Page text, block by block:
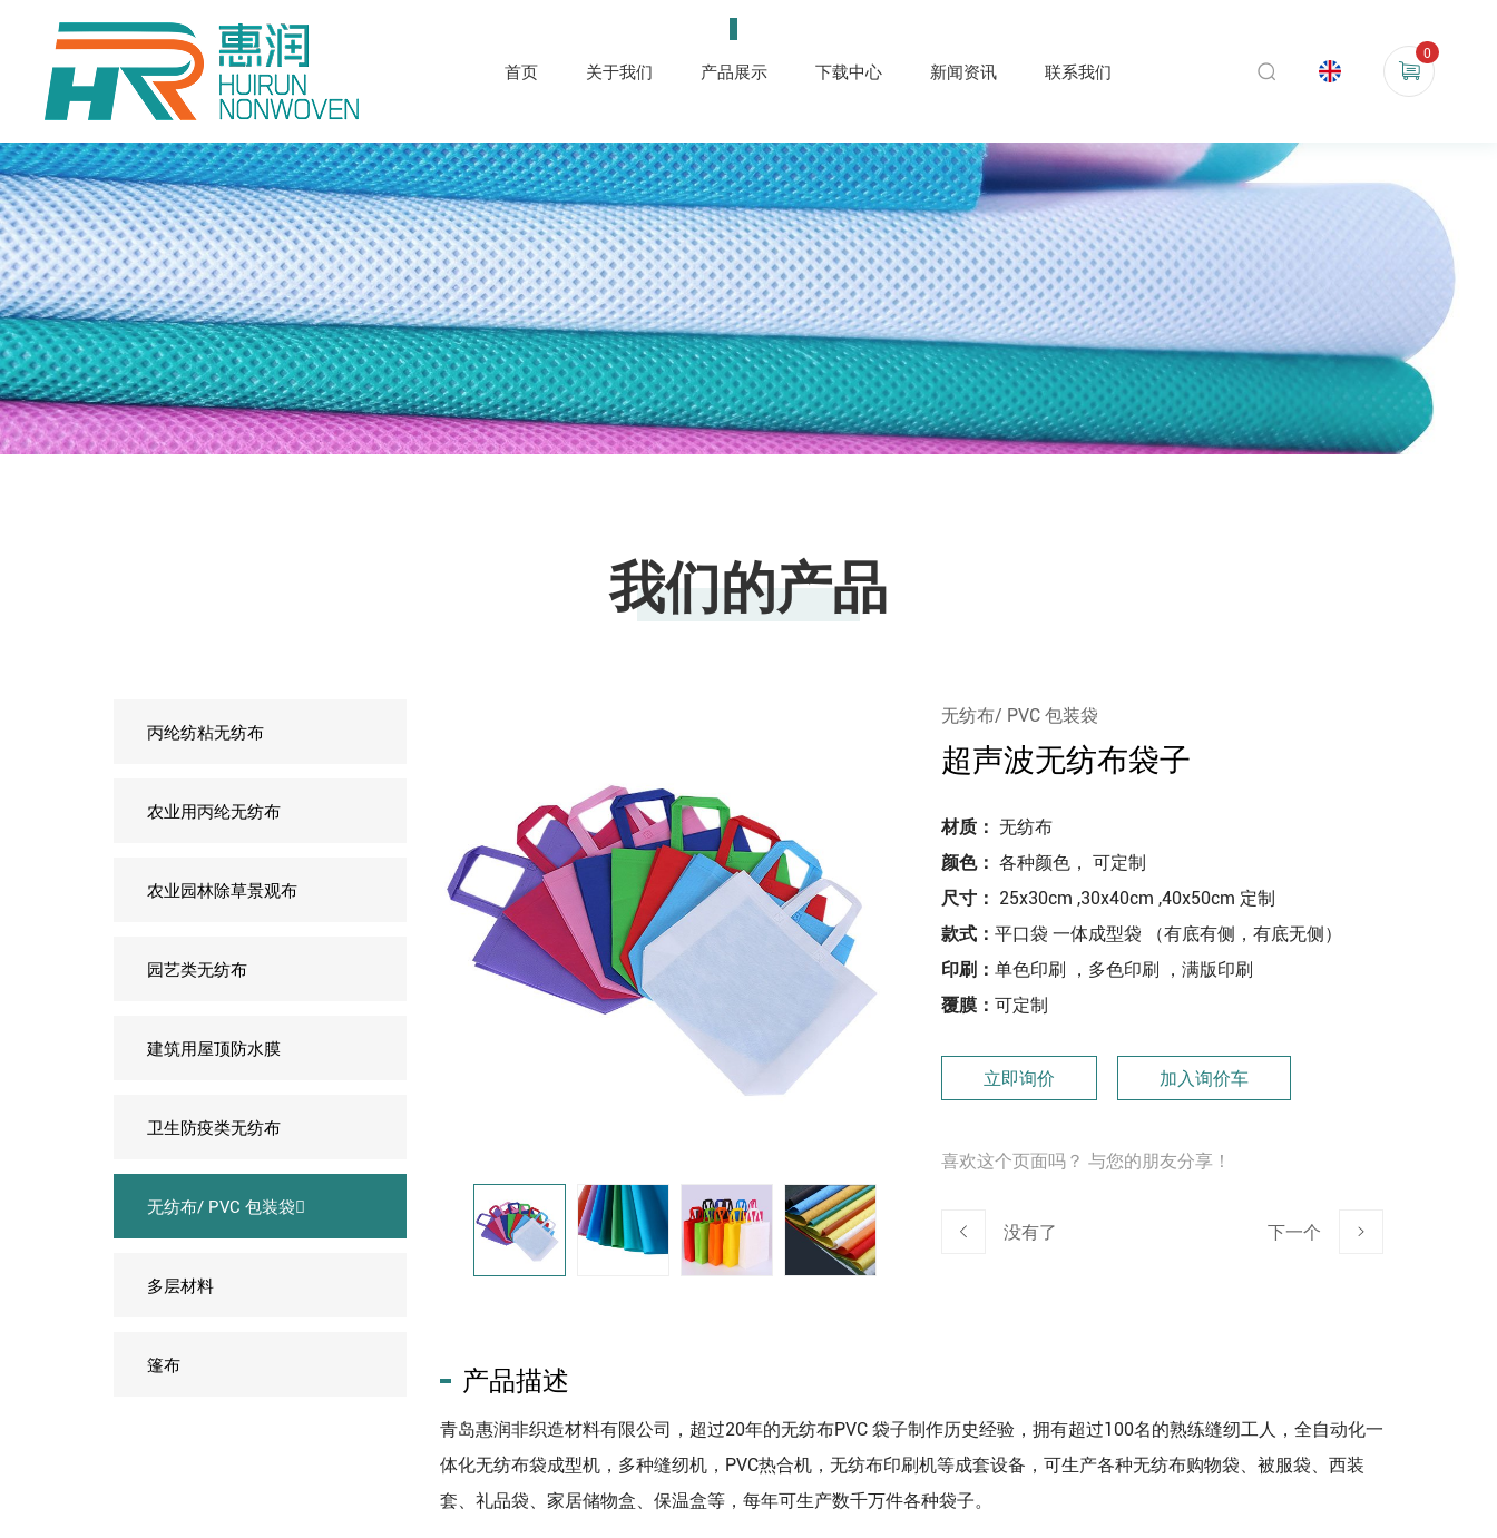
首页 关于我们 产品展示 下载中心 新闻资讯 联系我们
0
我们的产品
丙纶纺粘无纺布
农业用丙纶无纺布
农业园林除草景观布
园艺类无纺布
建筑用屋顶防水膜
卫生防疫类无纺布
无纺布/ PVC 包装袋
多层材料
篷布
无纺布/ PVC 包装袋
超声波无纺布袋子
材质： 无纺布
颜色： 各种颜色， 可定制
尺寸： 25x30cm ,30x40cm ,40x50cm 定制
款式： 平口袋 一体成型袋 （有底有侧，有底无侧）
印刷： 单色印刷 ，多色印刷 ，满版印刷
覆膜： 可定制
立即询价 加入询价车
喜欢这个页面吗？ 与您的朋友分享！
没有了 下一个
产品描述
青岛惠润非织造材料有限公司，超过20年的无纺布PVC 袋子制作历史经验，拥有超过100名的熟练缝纫工人，全自动化一
体化无纺布袋成型机，多种缝纫机，PVC热合机，无纺布印刷机等成套设备，可生产各种无纺布购物袋、被服袋、西装
套、礼品袋、家居储物盒、保温盒等，每年可生产数千万件各种袋子。